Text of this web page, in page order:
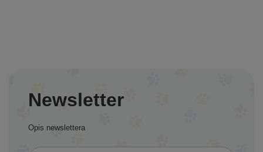
Newsletter
Opis newslettera